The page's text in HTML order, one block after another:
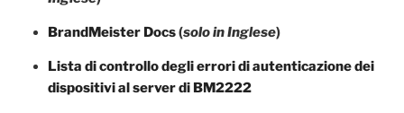
BrandMeister Docs(solo in Inglese)
Lista di controllo degli errori di autenticazione dei
dispositivi al server di BM2222